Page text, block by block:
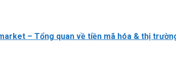
– Tổng quan về tiền mã hóa & thị